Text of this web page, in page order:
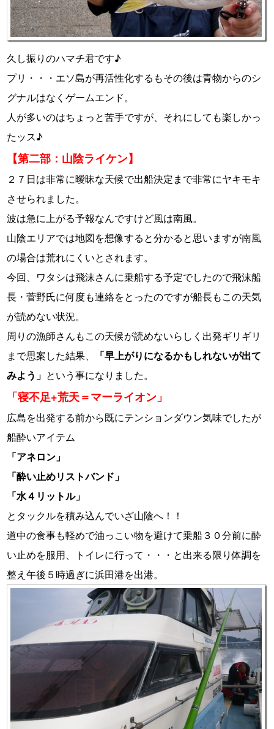
久し振りのハマチ君です♪
プリ・・・エソ島が再活性化するもその後は青物からのシ
グナルはなくゲームエンド。
人が多いのはちょっと苦手ですが、それにしても楽しかっ
たッス♪
【第二部：山陰ライケン】
２７日は非常に曖昧な天候で出船決定まで非常にヤキモキ
させられました。
波は急に上がる予報なんですけど風は南風。
山陰エリアでは地図を想像すると分かると思いますが南風
の場合は荒れにくいとされます。
今回、ワタシは飛沫さんに乗船する予定でしたので飛沫船
長・菅野氏に何度も連絡をとったのですが船長もこの天気
が読めない状況。
周りの漁師さんもこの天候が読めないらしく出発ギリギリ
まで思案した結果、
「早上がりになるかもしれないが出て
みよう」 という事になりました。
「寝不足+荒天＝マーライオン」
広島を出発する前から既にテンションダウン気味でしたが
船酔いアイテム
「アネロン」
「酔い止めリストバンド」
「水４リットル」
とタックルを積み込んでいざ山陰へ！！
道中の食事も軽めで油っこい物を避けて乗船３０分前に酔
い止めを服用、トイレに行って・・・と出来る限り体調を
整え午後５時過ぎに浜田港を出港。